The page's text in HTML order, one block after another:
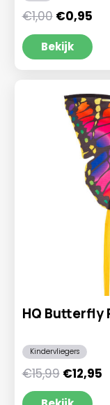
€1,00
prijs
was:
€1,00.
€0,95
is:
Bekijk
HQ Butterfly
Kindervliegers
€15,99
prijs
€12,95